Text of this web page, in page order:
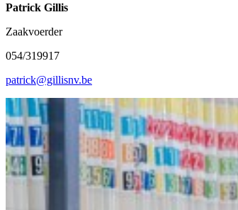
Patrick Gillis
Zaakvoerder
054/319917
patrick@gillisnv.be